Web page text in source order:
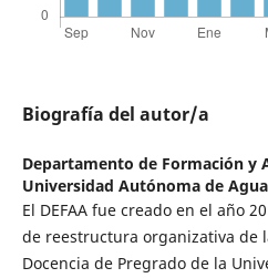
Biografía del autor/a
Departamento de Formación y
Universidad Autónoma de
El DEFAA fue creado en el año
de reestructura organizativa de
Docencia de Pregrado de la